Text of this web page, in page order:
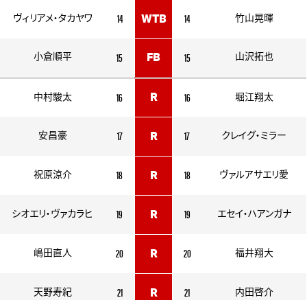
ヴィリアメ・タカヤワ 14 WTB 14 竹山晃暉
小倉順平 15 FB 15 山沢拓也
中村駿太 16 R 16 堀江翔太
安昌豪 17 R 17 クレイグ・ミラー
祝原涼介 18 R 18 ヴァルアサエリ愛
シオエリ・ヴァカラヒ 19 R 19 エセイ・ハアンガナ
嶋田直人 20 R 20 福井翔大
天野寿紀 21 R 21 内田啓介